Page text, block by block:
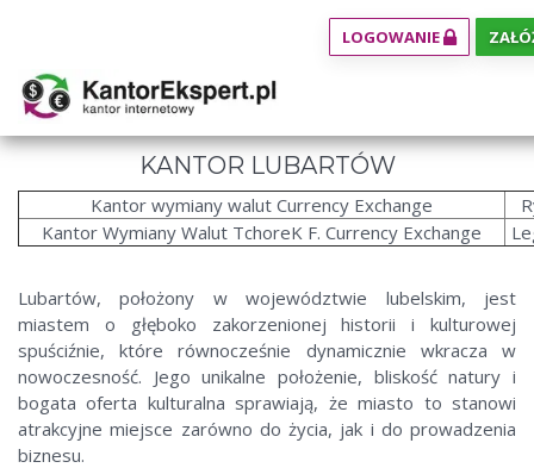
LOGOWANIE
KANTOR LUBARTÓW
Kantor wymiany walut Currency Exchange
Kantor Wymiany Walut TchoreK F. Currency Exchange
Lubartów, położony w województwie lubelskim, jest
miastem o głęboko zakorzenionej historii i kulturowej
spuściźnie, które równocześnie dynamicznie wkracza w
nowoczesność. Jego unikalne położenie, bliskość natury i
bogata oferta kulturalna sprawiają, że miasto to stanowi
atrakcyjne miejsce zarówno do życia, jak i do prowadzenia
biznesu.